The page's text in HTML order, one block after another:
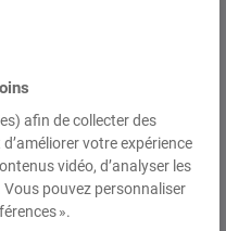
de presse
de Bernard
de Bernard
Canada
Desmarais /
afin de collecter des
votre expérience
vidéo, d’analyser les
pouvez personnaliser
».